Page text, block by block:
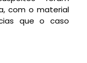
com o material
que o caso